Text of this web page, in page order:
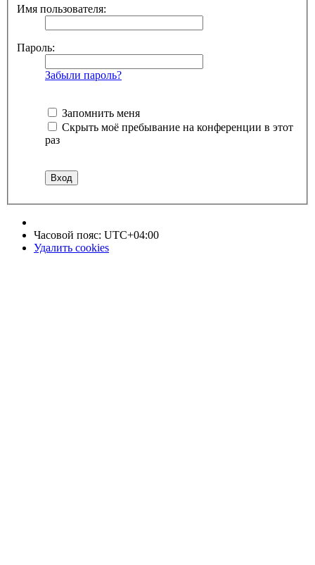
Имя пользователя:
Пароль:
Забыли пароль?
Запомнить меня
Скрыть моё пребывание на конференции в этот
раз
Часовой пояс: UTC+04:00
Удалить cookies